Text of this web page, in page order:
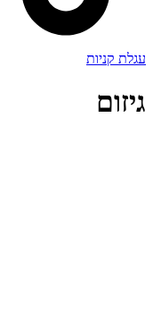
עגלת קניות
גיזום